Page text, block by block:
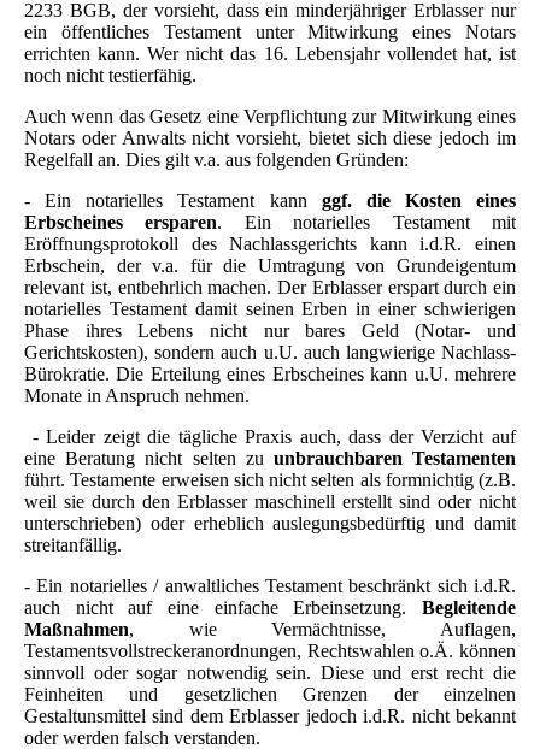
2233 BGB, der vorsieht, dass ein minderjähriger Erblasser nur
ein öffentliches Testament unter Mitwirkung eines Notars
errichten kann. Wer nicht das 16. Lebensjahr vollendet hat, ist
noch nicht testierfähig.
Auch wenn das Gesetz eine Verpflichtung zur Mitwirkung eines
Notars oder Anwalts nicht vorsieht, bietet sich diese jedoch im
Regelfall an. Dies gilt v.a. aus folgenden Gründen:
- Ein notarielles Testament kann ggf. die Kosten eines
Erbscheines ersparen. Ein notarielles Testament mit
Eröffnungsprotokoll des Nachlassgerichts kann i.d.R. einen
Erbschein, der v.a. für die Umtragung von Grundeigentum
relevant ist, entbehrlich machen. Der Erblasser erspart durch ein
notarielles Testament damit seinen Erben in einer schwierigen
Phase ihres Lebens nicht nur bares Geld (Notar- und
Gerichtskosten), sondern auch u.U. auch langwierige Nachlass-
Bürokratie. Die Erteilung eines Erbscheines kann u.U. mehrere
Monate in Anspruch nehmen.
- Leider zeigt die tägliche Praxis auch, dass der Verzicht auf
eine Beratung nicht selten zu unbrauchbaren Testamenten
führt. Testamente erweisen sich nicht selten als formnichtig (z.B.
weil sie durch den Erblasser maschinell erstellt sind oder nicht
unterschrieben) oder erheblich auslegungsbedürftig und damit
streitanfällig.
- Ein notarielles / anwaltliches Testament beschränkt sich i.d.R.
auch nicht auf eine einfache Erbeinsetzung. Begleitende
Maßnahmen, wie Vermächtnisse, Auflagen,
Testamentsvollstreckeranordnungen, Rechtswahlen o.Ä. können
sinnvoll oder sogar notwendig sein. Diese und erst recht die
Feinheiten und gesetzlichen Grenzen der einzelnen
Gestaltunsmittel sind dem Erblasser jedoch i.d.R. nicht bekannt
oder werden falsch verstanden.